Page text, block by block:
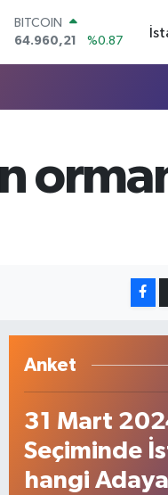
DOLAR
47,7436
%0.18
BİST100
13.779
%-14
Anket
31 Mart
Seçiminde
hangi